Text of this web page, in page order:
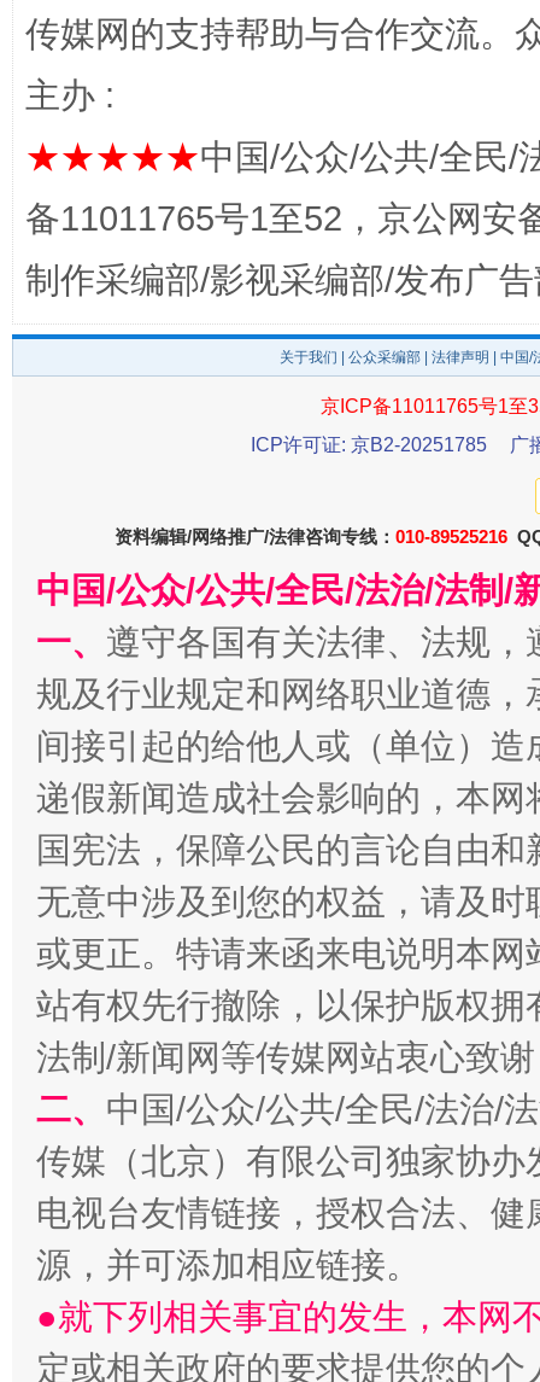
揭开“小金库”的免责幌子
受贿1.44亿！段成刚被判无期 从幼
全民健身五年计划来了！等你上场
阿坝州三大球赛在茂县开幕 规模
国家大学科技园优化重塑工作
传媒网的支持帮助与合作交流。
主办 :
★★★★★中国/公众/公共/全民/
备11011765号1至52，京公网安
制作采编部/影视采编部/发布广
关于我们 公众采编部 法律声明 | 中国
京ICP备11011765号1至
ICP许可证: 京B2-20251785
广
资料编辑/网络推广/法律咨询专线： 010-89525216
中国/公众/公共/全民/法治/法制/
一、 遵守各国有关法律、法规
规及行业规定和网络职业道德
间接引起的给他人或（单位）
递假新闻造成社会影响的，本
国宪法，保障公民的言论自由
无意中涉及到您的权益，请及
或更正。特请来函来电说明本
站有权先行撤除，以保护版权
法制/新闻网等传媒网站衷心致
二、 中国/公众/公共/全民/法治/
传媒（北京）有限公司独家协
电视台友情链接，授权合法、
源，并可添加相应链接。
●就下列相关事宜的发生，本网
定或相关政府的要求提供您的个